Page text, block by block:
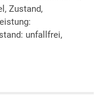
Zustand,
unfallfrei,